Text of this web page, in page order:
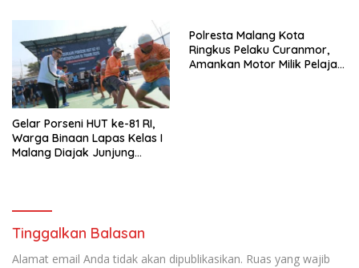
Gelar Porseni HUT ke-81 RI,
Warga Binaan Lapas Kelas I
Malang Diajak Junjung
Polresta Malang Kota
Ringkus Pelaku Curanmor,
Amankan Motor Milik Pelajar
Tinggalkan Balasan
Alamat email Anda tidak akan dipublikasikan. Ruas yang wajib